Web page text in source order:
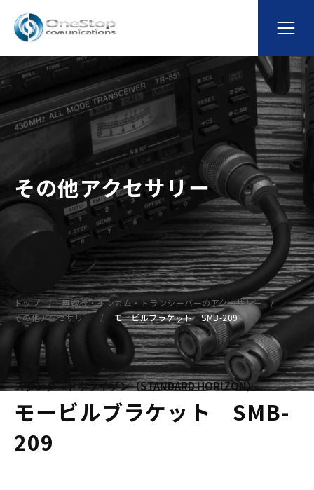
その他アクセサリー
トップ
無線機・インカム・トランシーバーのアクセサリー
その他アクセサリー
モービルブラケット SMB-209
スタンダードホライゾン（STANDARD HORIZON）
モービルブラケット SMB-
209